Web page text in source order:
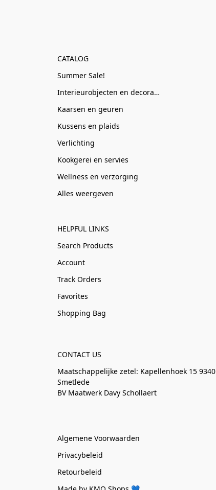
CATALOG
Summer Sale!
Interieurobjecten en decoratie
Kaarsen en geuren
Kussens en plaids
Verlichting
Kookgerei en servies
Wellness en verzorging
Alles weergeven
HELPFUL LINKS
Search Products
Account
Track Orders
Favorites
Shopping Bag
CONTACT US
Maatschappelijke zetel: Kapellenhoek 15 9340
Smetlede
BV Maatwerk Davy Schollaert
Algemene Voorwaarden
Privacybeleid
Retourbeleid